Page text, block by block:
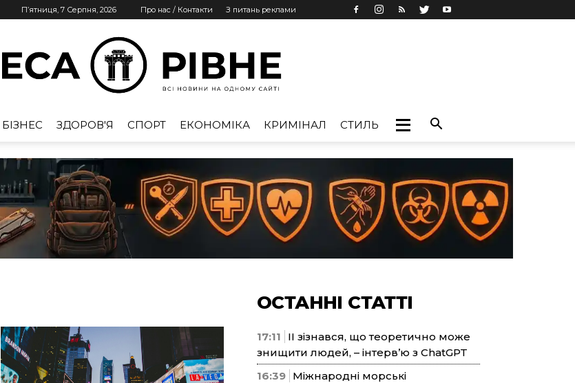
П’ятниця, 7 Серпня, 2026 Про нас / Контакти З питань реклами
Рівне
БІЗНЕС ЗДОРОВ'Я СПОРТ ЕКОНОМІКА КРИМІНАЛ СТИЛЬ
ОСТАННІ СТАТТІ
17:11
ІІ зізнався, що теоретично може
знищити людей, – інтерв’ю з ChatGPT
16:39 Міжнародні морські